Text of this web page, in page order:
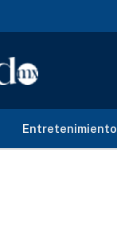
Entretenimiento